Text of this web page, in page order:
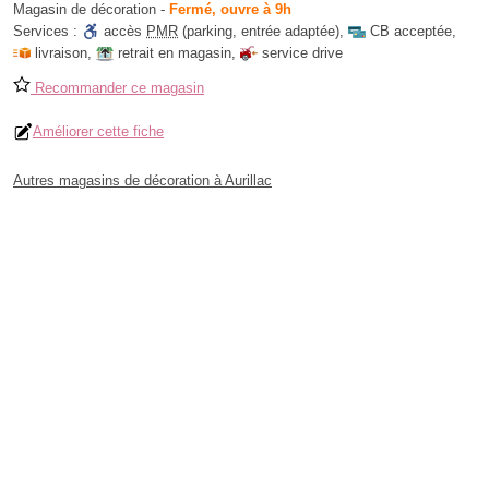
Magasin de décoration - Fermé, ouvre à 9h
Services :
accès PMR (parking, entrée adaptée), CB acceptée,
livraison, retrait en magasin, service drive
Recommander ce magasin
Améliorer cette fiche
Autres magasins de décoration à Aurillac